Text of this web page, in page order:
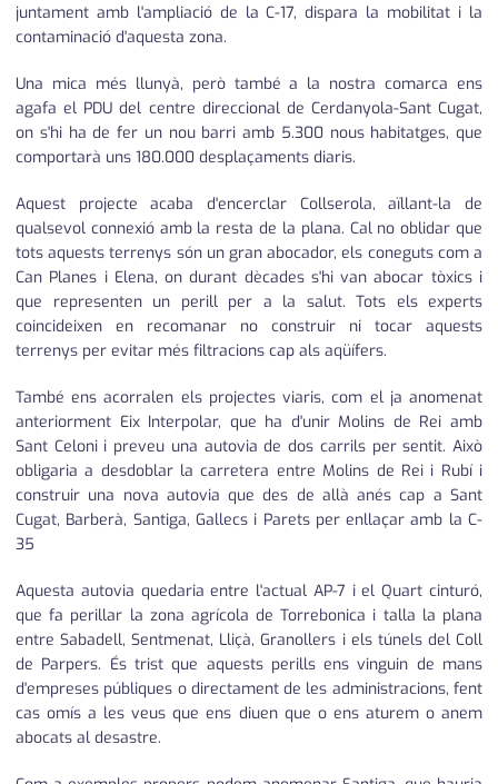
juntament amb l'ampliació de la C-17, dispara la mobilitat i la
contaminació d'aquesta zona.
Una mica més llunyà, però també a la nostra comarca ens
agafa el PDU del centre direccional de Cerdanyola-Sant Cugat,
on s'hi ha de fer un nou barri amb 5.300 nous habitatges, que
comportarà uns 180.000 desplaçaments diaris.
Aquest projecte acaba d'encerclar Collserola, aïllant-la de
qualsevol connexió amb la resta de la plana. Cal no oblidar que
tots aquests terrenys són un gran abocador, els coneguts com a
Can Planes i Elena, on durant dècades s'hi van abocar tòxics i
que representen un perill per a la salut. Tots els experts
coincideixen en recomanar no construir ni tocar aquests
terrenys per evitar més filtracions cap als aqüífers.
També ens acorralen els projectes viaris, com el ja anomenat
anteriorment Eix Interpolar, que ha d'unir Molins de Rei amb
Sant Celoni i preveu una autovia de dos carrils per sentit. Això
obligaria a desdoblar la carretera entre Molins de Rei i Rubí i
construir una nova autovia que des de allà anés cap a Sant
Cugat, Barberà, Santiga, Gallecs i Parets per enllaçar amb la C-
35
Aquesta autovia quedaria entre l'actual AP-7 i el Quart cinturó,
que fa perillar la zona agrícola de Torrebonica i talla la plana
entre Sabadell, Sentmenat, Lliçà, Granollers i els túnels del Coll
de Parpers. És trist que aquests perills ens vinguin de mans
d'empreses públiques o directament de les administracions, fent
cas omís a les veus que ens diuen que o ens aturem o anem
abocats al desastre.